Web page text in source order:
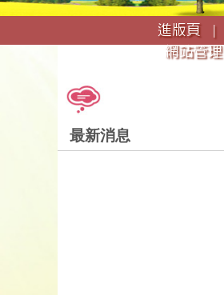
:::
進版頁 |
網站管理
最新消息